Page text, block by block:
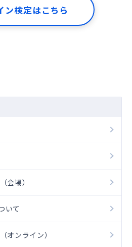
会場）
いて
オンライン）
ン検定はこちら